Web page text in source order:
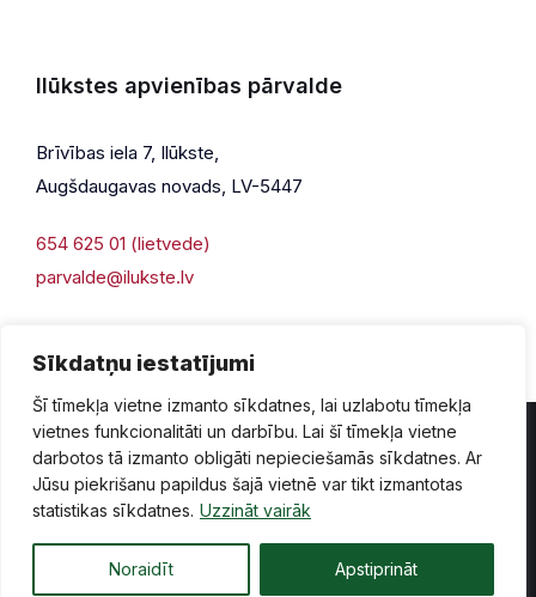
Sīkdatņu iestatījumi
Šī tīmekļa vietne izmanto sīkdatnes, lai uzlabotu tīmekļa
vietnes funkcionalitāti un darbību. Lai šī tīmekļa vietne
darbotos tā izmanto obligāti nepieciešamās sīkdatnes. Ar
Jūsu piekrišanu papildus šajā vietnē var tikt izmantotas
statistikas sīkdatnes. Uzzināt vairāk
Noraidīt Apstiprināt
Ilūkstes apvienības pārvalde
Brīvības iela 7, Ilūkste,
Augšdaugavas novads, LV-5447
654 625 01 (lietvede)
parvalde@ilukste.lv
Privātuma politika Piekļūstamība
Lapas karte
© 2026 Ilūkste, publicētā satura visas tiesības aizsargātas.